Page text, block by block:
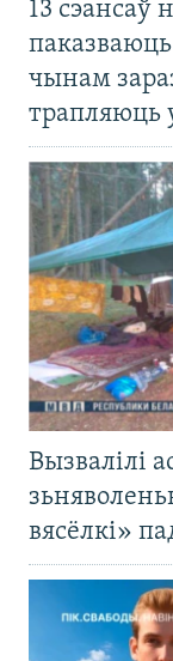
13 сэансаў
чынам
трапляюць
Вызвалілі
вясёлкі»